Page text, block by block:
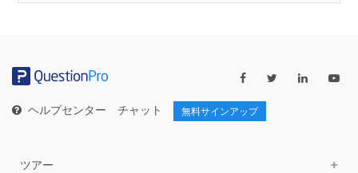
ー
ヘルプセンター チャット 無料サインアップ
ツアー